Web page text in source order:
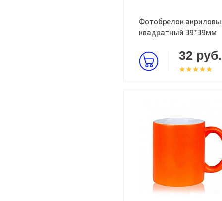
Фотобрелок
квадратный 39*39мм
32 руб.